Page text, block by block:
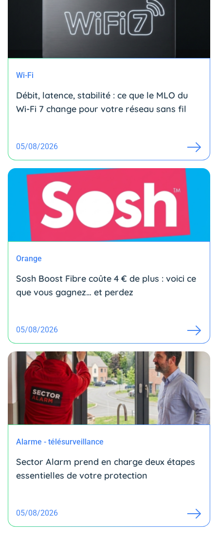
Wi-Fi
Débit, latence, stabilité : ce que le MLO du
Wi-Fi 7 change pour votre réseau sans fil
05/08/2026
Orange
Sosh Boost Fibre coûte 4 € de plus : voici ce
que vous gagnez… et perdez
05/08/2026
Alarme - télésurveillance
Sector Alarm prend en charge deux étapes
essentielles de votre protection
05/08/2026